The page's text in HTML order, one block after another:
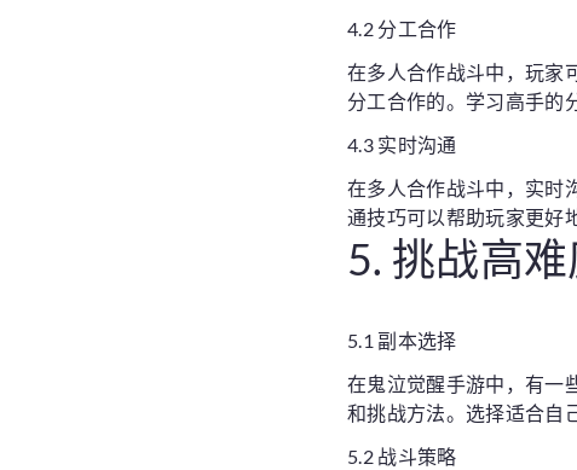
4.2 分工合作
在多人合作战斗中，玩家
分工合作的。学习高手的
4.3 实时沟通
在多人合作战斗中，实时
通技巧可以帮助玩家更好
5. 挑战高
5.1 副本选择
在鬼泣觉醒手游中，有一
和挑战方法。选择适合自
5.2 战斗策略